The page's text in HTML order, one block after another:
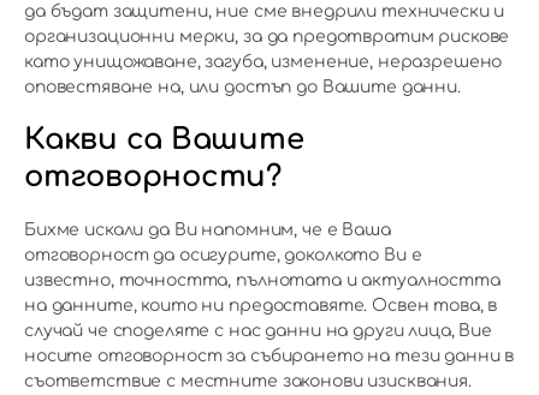
да бъдат защитени, ние сме внедрили технически и
организационни мерки, за да предотвратим рискове
като унищожаване, загуба, изменение, неразрешено
оповестяване на, или достъп до Вашите данни.
Какви са Вашите
отговорности?
Бихме искали да Ви напомним, че е Ваша
отговорност да осигурите, доколкото Ви е
известно, точността, пълнотата и актуалността
на данните, които ни предоставяте. Освен това, в
случай че споделяте с нас данни на други лица, Вие
носите отговорност за събирането на тези данни в
съответствие с местните законови изисквания.